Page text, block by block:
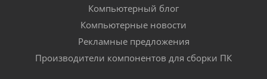
Компьютерный блог
Компьютерные новости
Рекламные предложения
Производители компонентов для сборки ПК